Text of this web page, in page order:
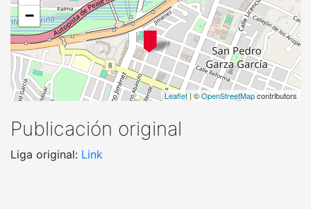
−
Leaflet| ©OpenStreetMapcontributors
Publicación original
Liga original: Link